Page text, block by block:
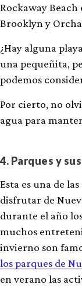
Rockaway
Brooklyn y
¿Hay alguna
una pequeñita,
podemos
Por cierto, no
agua para
4. Parques y
Esta es una de
disfrutar de
durante el año
muchos
invierno son
los parques de
en verano las